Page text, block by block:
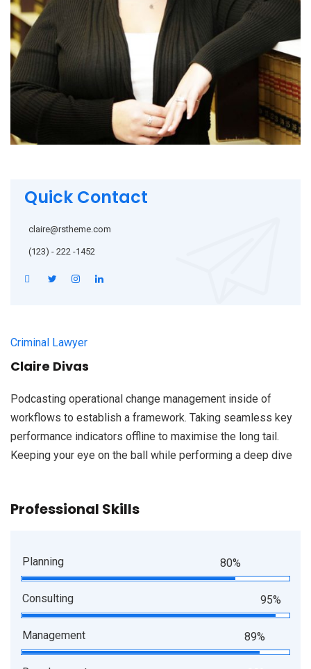
Quick Contact
claire@rstheme.com
(123) - 222 -1452
Criminal Lawyer
Claire Divas
Podcasting operational change management inside of
workflows to establish a framework. Taking seamless key
performance indicators offline to maximise the long tail.
Keeping your eye on the ball while performing a deep dive
Professional Skills
Planning 80%
Consulting 95%
Management 89%